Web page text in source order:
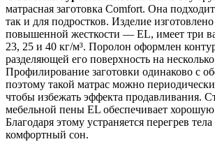
матрасная заготовка Comfort. Она
так и для подростков. Изделие
повышенной жесткости — EL, имеет три
23, 25 и 40 кг/м³. Поролон оформлен
разделяющей его поверхность на
Профилирование заготовки одинаково с
поэтому такой матрас можно периодически
чтобы избежать эффекта продавливания.
мебельной пены EL обеспечивает
Благодаря этому устраняется перегрев
комфортный сон.